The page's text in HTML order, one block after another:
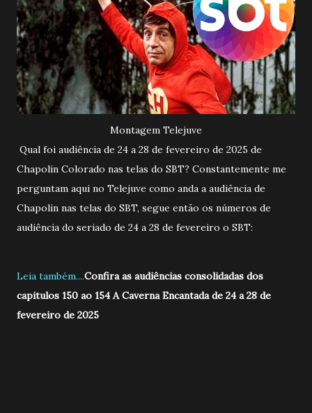
Montagem Telejuve
Qual foi audiência de 24 a 28 de fevereiro de 2025 de
Chapolin Colorado nas telas do SBT? Constantemente me
perguntam aqui no Telejuve como anda a audiência de
Chapolin nas telas do SBT, segue então os números de
audiência do seriado de 24 a 28 de fevereiro o SBT:
Leia também....Confira as audiências consolidadas dos
capitulos 150 ao 154 A Caverna Encantada de 24 a 28 de
fevereiro de 2025